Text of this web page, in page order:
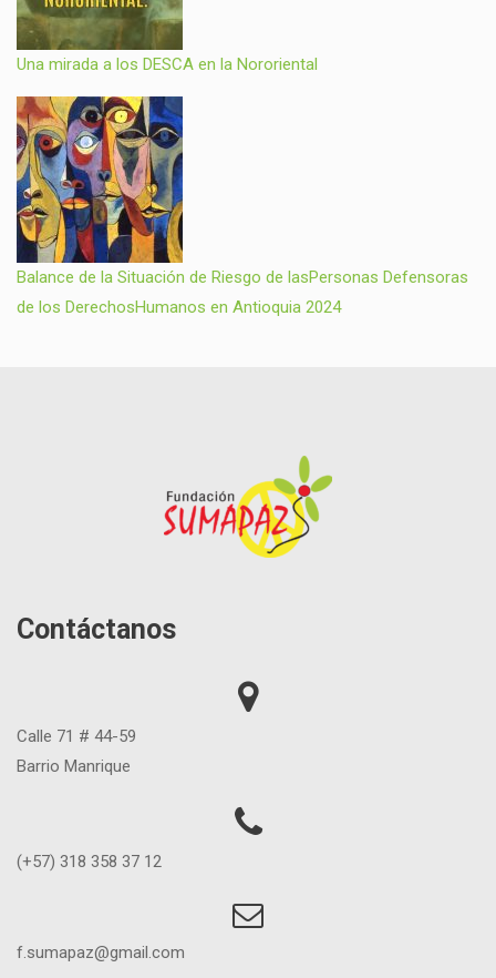
Una mirada a los DESCA en la Nororiental
Balance de la Situación de Riesgo de lasPersonas Defensoras
de los DerechosHumanos en Antioquia 2024
Contáctanos
Calle 71 # 44-59
Barrio Manrique
(+57) 318 358 37 12
f.sumapaz@gmail.com